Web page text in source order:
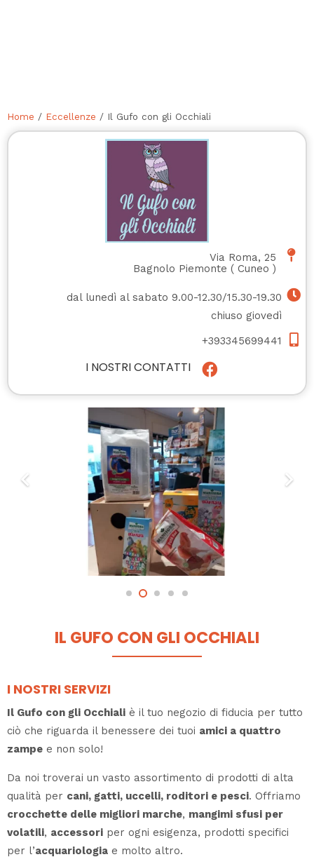
Home / Eccellenze / Il Gufo con gli Occhiali
Via Roma, 25
Bagnolo Piemonte ( Cuneo )
dal lunedì al sabato 9.00-12.30/15.30-19.30
chiuso giovedì
+393345699441
I NOSTRI CONTATTI
IL GUFO CON GLI OCCHIALI
I NOSTRI SERVIZI
Il Gufo con gli Occhiali è il tuo negozio di fiducia per tutto
ciò che riguarda il benessere dei tuoi amici a quattro
zampe e non solo!
Da noi troverai un vasto assortimento di prodotti di alta
qualità per cani, gatti, uccelli, roditori e pesci. Offriamo
crocchette delle migliori marche, mangimi sfusi per
volatili, accessori per ogni esigenza, prodotti specifici
per l’acquariologia e molto altro.